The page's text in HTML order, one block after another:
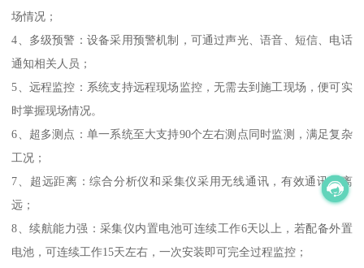
场情况；
4、多级预警：设备采用预警机制，可通过声光、语音、短信、电话
通知相关人员；
5、远程监控：系统支持远程现场监控，无需去到施工现场，便可实
时掌握现场情况。
6、超多测点：单一系统至大支持90个左右测点同时监测，满足复杂
工况；
7、超远距离：综合分析仪和采集仪采用无线通讯，有效通讯距离
远；
8、续航能力强：采集仪内置电池可连续工作6天以上，若配备外置
电池，可连续工作15天左右，一次安装即可完全过程监控；